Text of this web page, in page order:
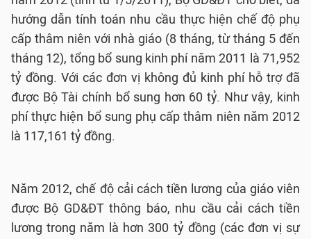
hướng dẫn tính toán nhu cầu thực hiện chế độ phụ
cấp thâm niên với nhà giáo (8 tháng, từ tháng 5 đến
tháng 12), tổng bổ sung kinh phí năm 2011 là 71,952
tỷ đồng. Với các đơn vị không đủ kinh phí hỗ trợ đã
được Bộ Tài chính bổ sung hơn 60 tỷ. Như vậy, kinh
phí thực hiện bổ sung phụ cấp thâm niên năm 2012
là 117,161 tỷ đồng.
Năm 2012, chế độ cải cách tiền lương của giáo viên
được Bộ GD&ĐT thông báo, nhu cầu cải cách tiền
lương trong năm là hơn 300 tỷ đồng (các đơn vị sự